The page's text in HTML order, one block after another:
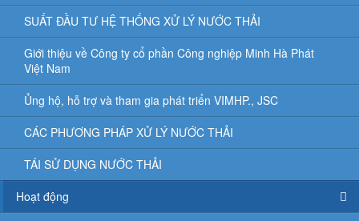
SUẤT ĐẦU TƯ HỆ THỐNG XỬ LÝ NƯỚC THẢI
Giới thiệu về Công ty cổ phần Công nghiệp Minh Hà Phát
Việt Nam
Ủng hộ, hỗ trợ và tham gia phát triển VIMHP., JSC
CÁC PHƯƠNG PHÁP XỬ LÝ NƯỚC THẢI
TÁI SỬ DỤNG NƯỚC THẢI
Hoạt động